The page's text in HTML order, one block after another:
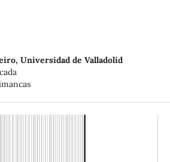
Universidad de Valladolid